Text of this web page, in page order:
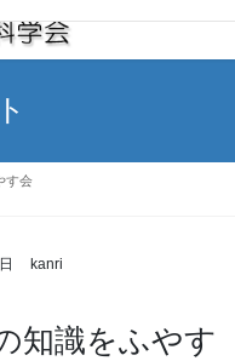
す会
kanri
知識をふやす